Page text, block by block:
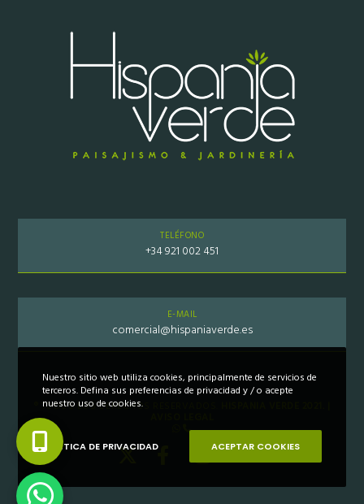
TELÉFONO
+34 921 002 451
E-MAIL
comercial@hispaniaverde.es
® TODOS LOS DERECHOS RESERVADOS.
Nuestro sitio web utiliza cookies, principalmente de servicios de
terceros. Defina sus preferencias de privacidad y / o acepte
nuestro uso de cookies.
POLÍTICA DE PRIVACIDAD ACEPTAR COOKIES